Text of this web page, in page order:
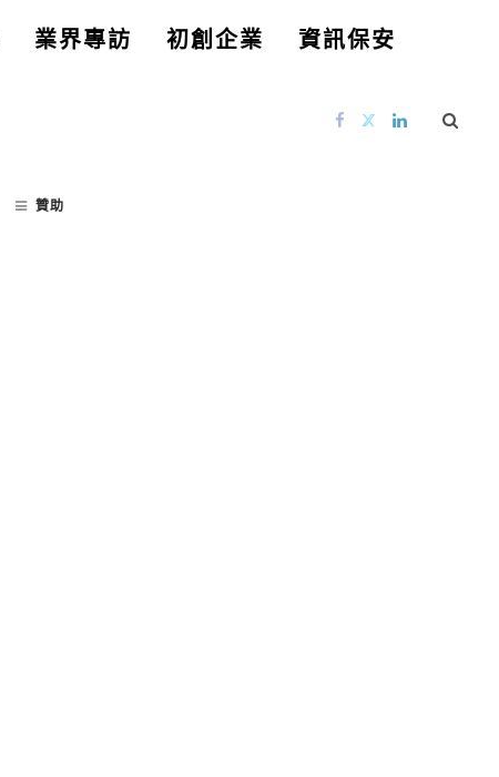
業界專訪 初創企業 資訊保安
贊助